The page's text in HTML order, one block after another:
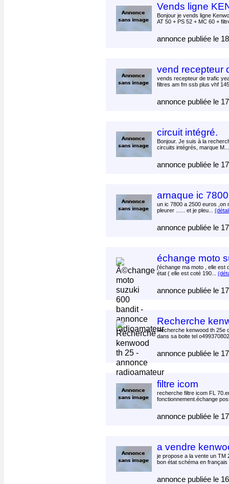
Vends ligne
Bonjour je vends ligne
AT 50 + PS 52 + MC 60 +
annonce publiée le
vend recepteur
vends recepteur de trafic
filtres am fm ssb plus vhf
annonce publiée le
circuit intégré.
Bonjour. Je suis à la
circuits intégrés, marque
annonce publiée le
arnaque ic 7800
un ic 7800 a 2500 euros ,on
pleurer ...... et je pleu...
annonce publiée le
échange moto
j'échange ma moto , elle est
état ( elle est coté 190...
annonce publiée le
Recherche
Recherche kenwood th 25e
dans sa boite tel
annonce publiée le
filtre icom
recherche filtre icom FL
fonctionnement.échange
annonce publiée le
a vendre
je propose a la vente un TM
bon état schéma en
annonce publiée le